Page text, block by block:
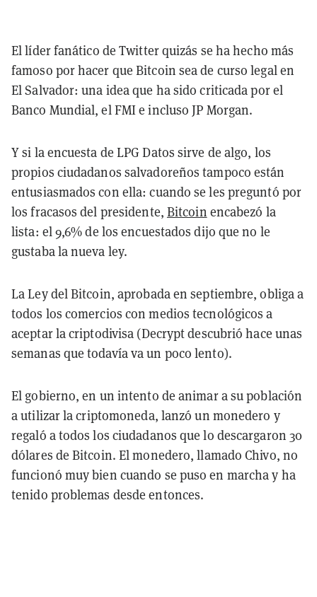
El líder fanático de Twitter quizás se ha hecho más
famoso por hacer que Bitcoin sea de curso legal en
El Salvador: una idea que ha sido criticada por el
Banco Mundial, el FMI e incluso JP Morgan.
Y si la encuesta de LPG Datos sirve de algo, los
propios ciudadanos salvadoreños tampoco están
entusiasmados con ella: cuando se les preguntó por
los fracasos del presidente, Bitcoin encabezó la
lista: el 9,6% de los encuestados dijo que no le
gustaba la nueva ley.
La Ley del Bitcoin, aprobada en septiembre, obliga a
todos los comercios con medios tecnológicos a
aceptar la criptodivisa (Decrypt descubrió hace unas
semanas que todavía va un poco lento).
El gobierno, en un intento de animar a su población
a utilizar la criptomoneda, lanzó un monedero y
regaló a todos los ciudadanos que lo descargaron 30
dólares de Bitcoin. El monedero, llamado Chivo, no
funcionó muy bien cuando se puso en marcha y ha
tenido problemas desde entonces.